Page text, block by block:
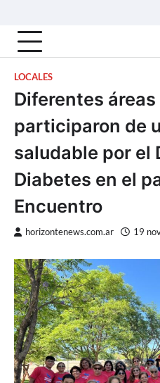
content
LOCALES
Diferentes
participaron de
saludable por el
Diabetes en el
Encuentro
horizontenews.com.ar 19